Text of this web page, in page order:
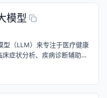
模型
型（LLM）来专注于医疗健康
症状分析、疾病诊断辅助、
学文献和临床数据进行专业
学、南京大学、浙江大学医
研究人员联合开发。
能替代专业医生的诊断治